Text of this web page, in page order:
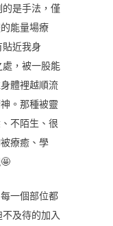
是手法，僅
能量場療
近我身
，被一股能
體裡越順流
。那種被靈
不陌生、很
療癒、學
一個部位都
及待的加入